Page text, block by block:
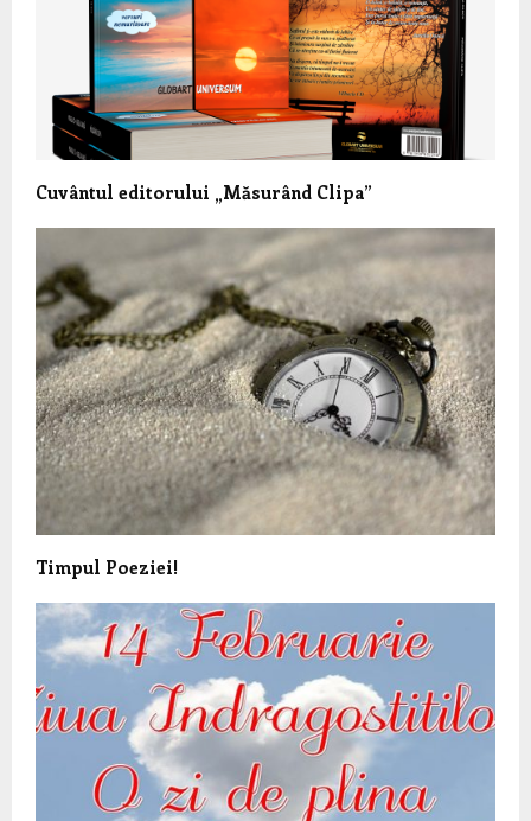
Cuvântul editorului „Măsurând Clipa”
Timpul Poeziei!